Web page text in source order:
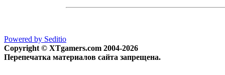
Powered by Seditio
Copyright © XTgamers.com 2004-2026
Перепечатка материалов сайта запрещена.